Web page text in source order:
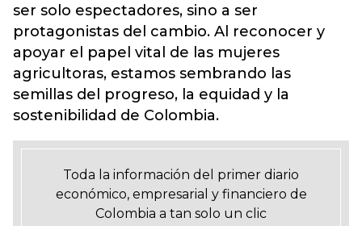
ser solo espectadores, sino a ser
protagonistas del cambio. Al reconocer y
apoyar el papel vital de las mujeres
agricultoras, estamos sembrando las
semillas del progreso, la equidad y la
sostenibilidad de Colombia.
Toda la información del primer diario
económico, empresarial y financiero de
Colombia a tan solo un clic